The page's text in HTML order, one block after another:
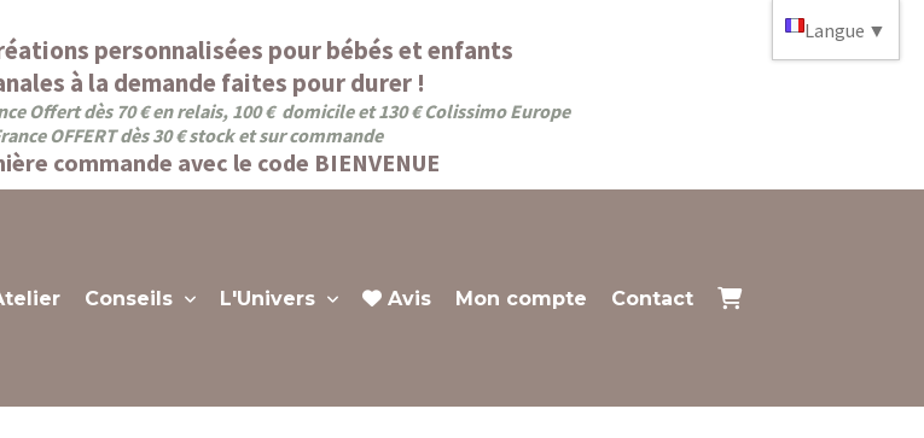
personnalisées pour bébés et enfants
à la demande faites pour durer !
Offert dès 70 € en relais, 100 € domicile et 130 € Colissimo Europe
OFFERT dès 30 € stock et sur commande
commande avec le code BIENVENUE
Conseils L'Univers Avis Mon compte Contact
Langue ▼